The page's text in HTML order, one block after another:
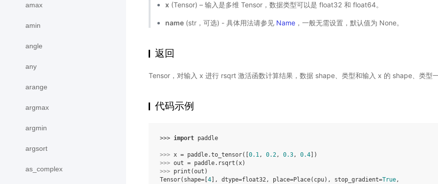
amax
amin
angle
any
arange
argmax
argmin
argsort
as_complex
x (Tensor) – 输入是多维 Tensor，数据类型可以是 float32 和 float64。
name (str，可选) - 具体用法请参见 Name ，一般无需设置，默认值为 None。
返回
Tensor，对输入 x 进行 rsqrt 激活函数计算结果，数据 shape、类型和输入 x 的 shape、类型
代码示例
>>> import paddle
>>> x = paddle.to_tensor([ 0.1, 0.2, 0.3, 0.4 ])
>>> out = paddle. rsqrt (x)
>>> print (out )
Tensor(shape=[ 4 ], dtype=float32, place=Place(cpu), stop_gradient=True,